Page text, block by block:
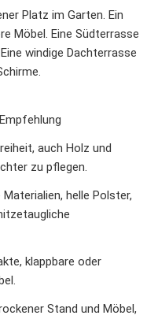
Platz im Garten. Ein
Möbel. Eine Südterrasse
windige Dachterrasse
Empfehlung
auch Holz und
zu pflegen.
helle Polster,
klappbare oder
Stand und Möbel,